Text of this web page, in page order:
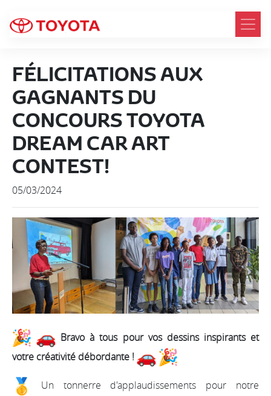
FÉLICITATIONS AUX
GAGNANTS DU
CONCOURS TOYOTA
DREAM CAR ART
CONTEST!
05/03/2024
Bravo à tous pour vos dessins inspirants et
votre créativité débordante !
Un tonnerre d'applaudissements pour notre